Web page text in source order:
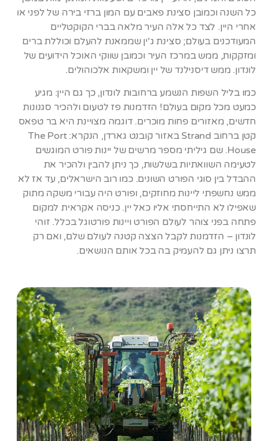
כל השנה וכמובן סצינת פאבים עם המון ברזי בירה של לפני או
אחרי היין. לצד כל אלה העיר מלאה בברי הקוקטליים
המעודכנים בעולם; סצינת ג'ין שממאנת להעלם וכוללת ברים
ומזקקות, ממש במרכז העיר וכמובן שווקי האוכל הידועים של
לונדון. ממש דיסנילנד של יין ומשקאות אלכוהולים.
כמו בליל השפות הנשמע ברחובות לונדון, כך גם היין: מגיע
כמעט מכל מקום בעולם! הזדמנות פז לטעום ולהכיר סגנונות
חדשים, מאזורים פחות מוכרים. דוגמה מצויינת היא בר טפאס
קטן ברחוב Strand באזור קובנט גארדן, הנקרא: The Port
House. שם גיליתי מספר מרשים של יינות פורט המוגשים
לטעימה השוואתיות בשלשות, כך ניתן להבין ולהכיר את
ההבדל בין סוגי הפורט השונים. כמו רוב הישראלים, עד אז לא
ממש נחשפתי ליינות מחוזקים, ופורט היה עבורי משקה מתוק
שאפילו לא התייחסתי אליו כאל יין. כניסה אקראית למקום
פתחה בפני צוהר לעולם הפורט ויינות פורטוגל בכלל. זוהי
לונדון – הזדמנות לקבל הצצה קטנה לעולם שלם, ואם רק
תרצו ניתן גם להעמיק בה בכל אותם הנושאים.